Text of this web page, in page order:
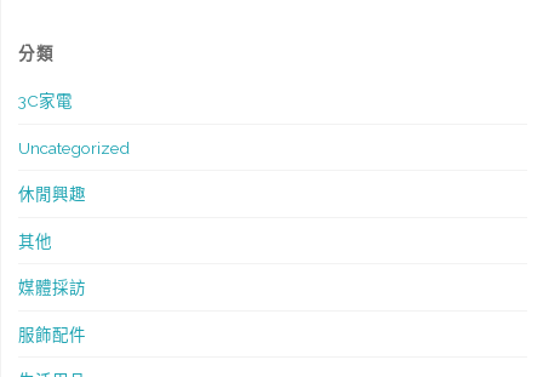
分類
3C家電
Uncategorized
休閒興趣
其他
媒體採訪
服飾配件